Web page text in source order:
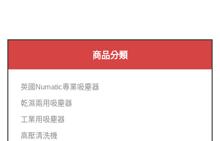
商品分類
英國Numatic專業吸塵器
乾濕兩用吸塵器
工業用吸塵器
高壓清洗機